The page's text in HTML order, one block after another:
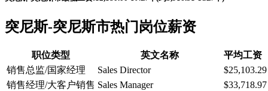
突尼斯-突尼斯市热门岗位薪资
职位类型 英文名称
平均工资
销售总监/国家经理
Sales Director
$25,103.29
销售经理/大客户销售 Sales Manager
$33,718.97